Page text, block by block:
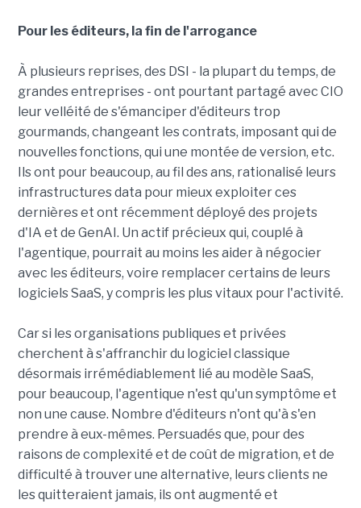
Pour les éditeurs, la fin de l'arrogance
À plusieurs reprises, des DSI - la plupart du temps, de
grandes entreprises - ont pourtant partagé avec CIO
leur velléité de s'émanciper d'éditeurs trop
gourmands, changeant les contrats, imposant qui de
nouvelles fonctions, qui une montée de version, etc.
Ils ont pour beaucoup, au fil des ans, rationalisé leurs
infrastructures data pour mieux exploiter ces
dernières et ont récemment déployé des projets
d'IA et de GenAI. Un actif précieux qui, couplé à
l'agentique, pourrait au moins les aider à négocier
avec les éditeurs, voire remplacer certains de leurs
logiciels SaaS, y compris les plus vitaux pour l'activité.
Car si les organisations publiques et privées
cherchent à s'affranchir du logiciel classique
désormais irrémédiablement lié au modèle SaaS,
pour beaucoup, l'agentique n'est qu'un symptôme et
non une cause. Nombre d'éditeurs n'ont qu'à s'en
prendre à eux-mêmes. Persuadés que, pour des
raisons de complexité et de coût de migration, et de
difficulté à trouver une alternative, leurs clients ne
les quitteraient jamais, ils ont augmenté et